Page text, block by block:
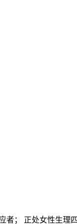
； 正处女性生理